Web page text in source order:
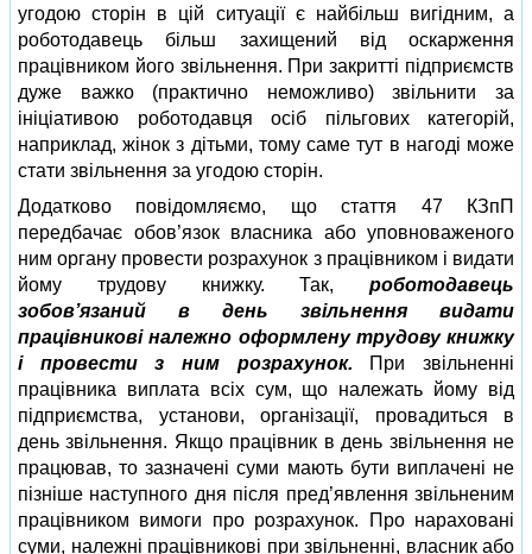
угодою сторін в цій ситуації є найбільш вигідним, а
роботодавець більш захищений від оскарження
працівником його звільнення. При закритті підприємств
дуже важко (практично неможливо) звільнити за
ініціативою роботодавця осіб пільгових категорій,
наприклад, жінок з дітьми, тому саме тут в нагоді може
стати звільнення за угодою сторін.
Додатково повідомляємо, що стаття 47 КЗпП
передбачає обов’язок власника або уповноваженого
ним органу провести розрахунок з працівником і видати
йому трудову книжку. Так, роботодавець
зобов’язаний в день звільнення видати
працівникові належно оформлену трудову книжку
і провести з ним розрахунок. При звільненні
працівника виплата всіх сум, що належать йому від
підприємства, установи, організації, провадиться в
день звільнення. Якщо працівник в день звільнення не
працював, то зазначені суми мають бути виплачені не
пізніше наступного дня після пред’явлення звільненим
працівником вимоги про розрахунок. Про нараховані
суми, належні працівникові при звільненні, власник або